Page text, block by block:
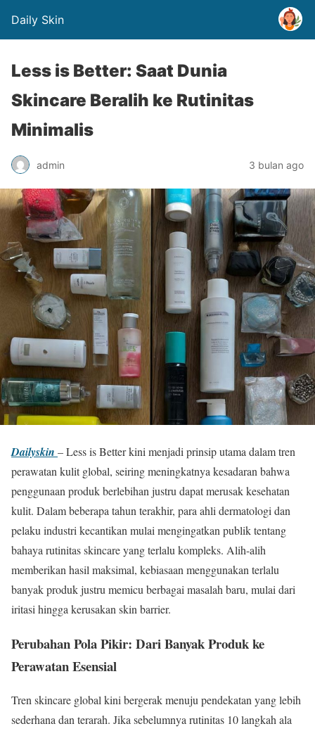
Daily Skin
Less is Better: Saat Dunia
Skincare Beralih ke Rutinitas
Minimalis
admin 3 bulan ago
Dailyskin – Less is Better kini menjadi prinsip utama dalam tren
perawatan kulit global, seiring meningkatnya kesadaran bahwa
penggunaan produk berlebihan justru dapat merusak kesehatan
kulit. Dalam beberapa tahun terakhir, para ahli dermatologi dan
pelaku industri kecantikan mulai mengingatkan publik tentang
bahaya rutinitas skincare yang terlalu kompleks. Alih-alih
memberikan hasil maksimal, kebiasaan menggunakan terlalu
banyak produk justru memicu berbagai masalah baru, mulai dari
iritasi hingga kerusakan skin barrier.
Perubahan Pola Pikir: Dari Banyak Produk ke
Perawatan Esensial
Tren skincare global kini bergerak menuju pendekatan yang lebih
sederhana dan terarah. Jika sebelumnya rutinitas 10 langkah ala